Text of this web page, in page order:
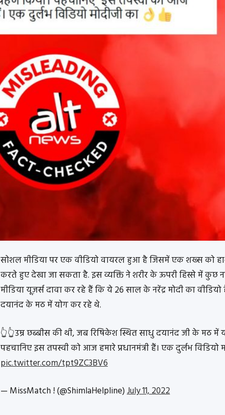
सोशल मीडिया पर एक वीडियो वायरल हुआ है जिसमें एक शख्स को
करते हुए देखा जा सकता है. इस व्यक्ति ने शरीर के ऊपरी हिस्से में कुछ
मीडिया यूज़र्स दावा कर रहे हैं कि ये 26 साल के नरेंद्र मोदी का
दयानंद के मठ में योग कर रहे थे.
👆👆उम्र छब्बीस की थी, जब रिषिकेश स्थित साधु दयानंद जी के मठ में
पहचानिए इस तपस्वी को आज हमारे प्रधानमंत्री हैं। एक दुर्लभ विडियो
pic.twitter.com/tpt9ZC3BV6
— MissMatch ! (@ShimlaHelpline)July 11, 2022